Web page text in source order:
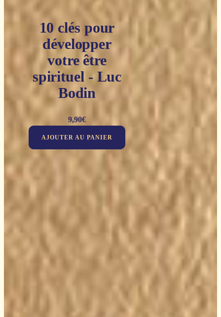
10 clés pour
développer
votre être
spirituel - Luc
Bodin
9,90€
AJOUTER AU PANIER